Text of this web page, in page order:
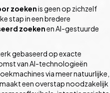
zoekenis geen op zichzelf
stap in een bredere
zoekenen AI-gestuurde
gebaseerd op exacte
van AI-technologieën
via meer natuurlijke,
een overstap noodzakelijk